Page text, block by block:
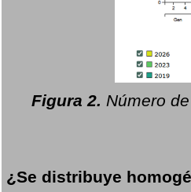
Figura 2. Número
¿Se distribuye